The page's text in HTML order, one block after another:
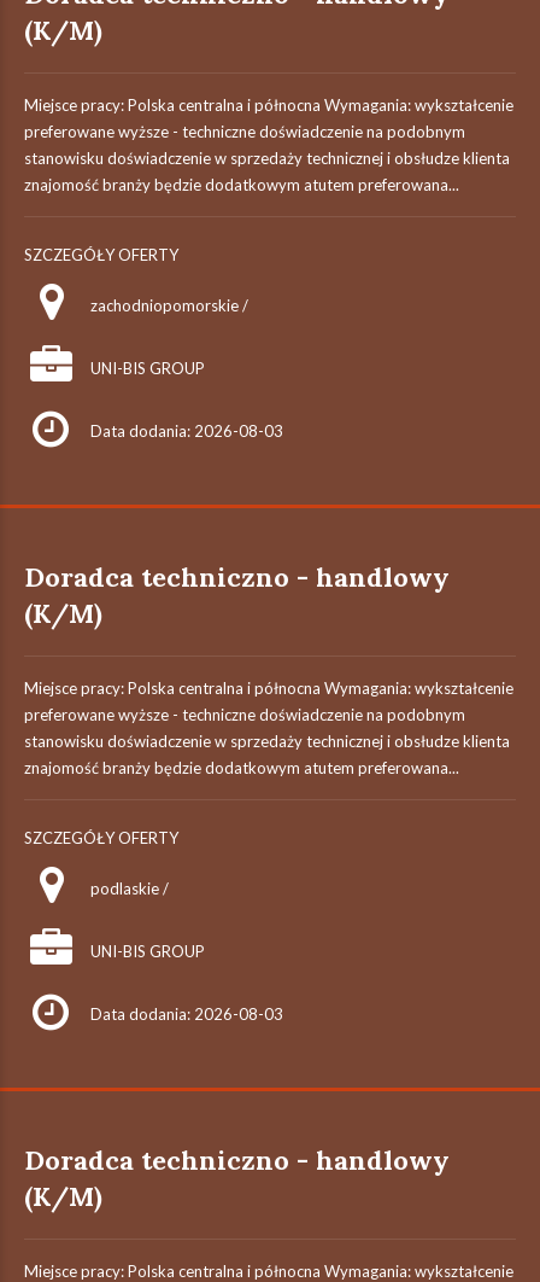
(K/M)
Miejsce pracy: Polska centralna i północna Wymagania: wykształcenie
preferowane wyższe - techniczne doświadczenie na podobnym
stanowisku doświadczenie w sprzedaży technicznej i obsłudze klienta
znajomość branży będzie dodatkowym atutem preferowana...
SZCZEGÓŁY OFERTY
zachodniopomorskie /
UNI-BIS GROUP
Data dodania: 2026-08-03
Doradca techniczno - handlowy
(K/M)
Miejsce pracy: Polska centralna i północna Wymagania: wykształcenie
preferowane wyższe - techniczne doświadczenie na podobnym
stanowisku doświadczenie w sprzedaży technicznej i obsłudze klienta
znajomość branży będzie dodatkowym atutem preferowana...
SZCZEGÓŁY OFERTY
podlaskie /
UNI-BIS GROUP
Data dodania: 2026-08-03
Doradca techniczno - handlowy
(K/M)
Miejsce pracy: Polska centralna i północna Wymagania: wykształcenie